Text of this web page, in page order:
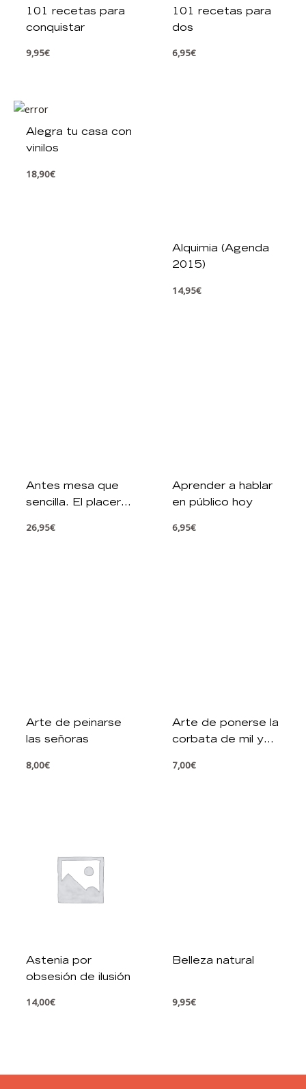
101 recetas para
conquistar
9,95€
101 recetas para
dos
6,95€
Alegra tu casa con
vinilos
18,90€
Alquimia (Agenda
2015)
14,95€
Antes mesa que
sencilla. El placer
mesa
26,95€
Aprender a hablar
en público hoy
6,95€
Arte de peinarse
las señoras
8,00€
Arte de ponerse la
corbata de mil y
7,00€
Astenia por
obsesión de ilusión
14,00€
Belleza natural
9,95€